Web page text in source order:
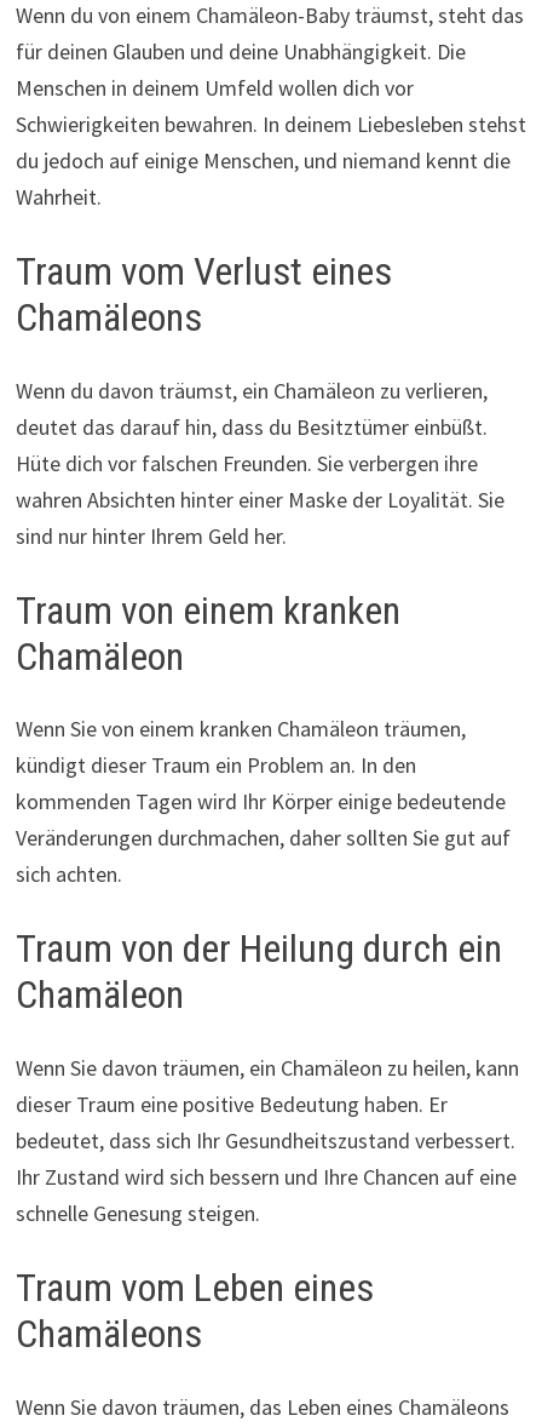
Wenn du von einem Chamäleon-Baby träumst, steht das
für deinen Glauben und deine Unabhängigkeit. Die
Menschen in deinem Umfeld wollen dich vor
Schwierigkeiten bewahren. In deinem Liebesleben stehst
du jedoch auf einige Menschen, und niemand kennt die
Wahrheit.
Traum vom Verlust eines
Chamäleons
Wenn du davon träumst, ein Chamäleon zu verlieren,
deutet das darauf hin, dass du Besitztümer einbüßt.
Hüte dich vor falschen Freunden. Sie verbergen ihre
wahren Absichten hinter einer Maske der Loyalität. Sie
sind nur hinter Ihrem Geld her.
Traum von einem kranken
Chamäleon
Wenn Sie von einem kranken Chamäleon träumen,
kündigt dieser Traum ein Problem an. In den
kommenden Tagen wird Ihr Körper einige bedeutende
Veränderungen durchmachen, daher sollten Sie gut auf
sich achten.
Traum von der Heilung durch ein
Chamäleon
Wenn Sie davon träumen, ein Chamäleon zu heilen, kann
dieser Traum eine positive Bedeutung haben. Er
bedeutet, dass sich Ihr Gesundheitszustand verbessert.
Ihr Zustand wird sich bessern und Ihre Chancen auf eine
schnelle Genesung steigen.
Traum vom Leben eines
Chamäleons
Wenn Sie davon träumen, das Leben eines Chamäleons